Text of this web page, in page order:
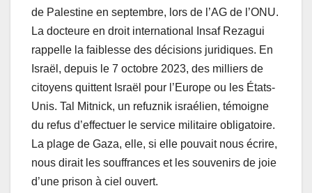
de Palestine en septembre, lors de l’AG de l’ONU.
La docteure en droit international Insaf Rezagui
rappelle la faiblesse des décisions juridiques. En
Israël, depuis le 7 octobre 2023, des milliers de
citoyens quittent Israël pour l’Europe ou les États-
Unis. Tal Mitnick, un refuznik israélien, témoigne
du refus d’effectuer le service militaire obligatoire.
La plage de Gaza, elle, si elle pouvait nous écrire,
nous dirait les souffrances et les souvenirs de joie
d’une prison à ciel ouvert.